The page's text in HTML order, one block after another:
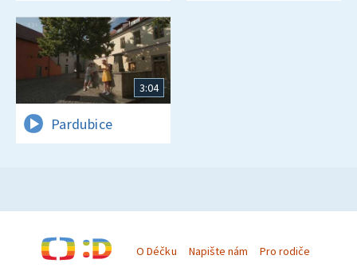
3:04
Pardubice
O Déčku Napište nám Pro rodiče